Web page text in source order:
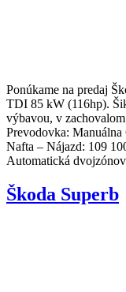
Ponúkame na predaj
TDI 85 kW (116hp).
výbavou, v
Prevodovka:
Nafta – Nájazd: 109
Automatická
Škoda Superb